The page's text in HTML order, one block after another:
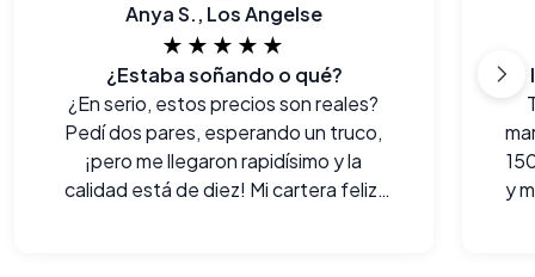
Anya S., Los Angelse
★★★★★
¿Estaba soñando o qué?
¿En serio, estos precios son reales?
Pedí dos pares, esperando un truco,
¡pero me llegaron rapidísimo y la
calidad está de diez! Mi cartera feliz,
y